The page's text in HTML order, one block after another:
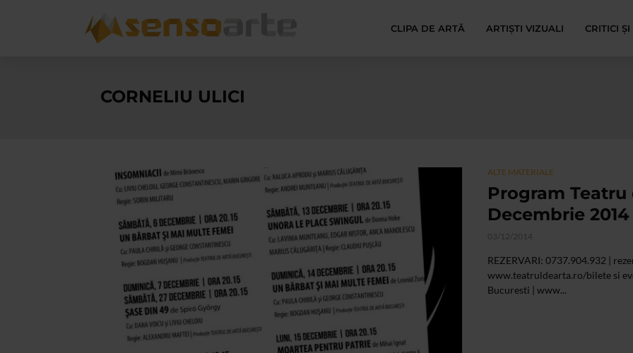
CLIPA DE ARTĂ ARTIȘTI VIZUALI CRITICI
CORNELIU ULICI
ALTE MATERIALE
Program
Decembrie 2014
03/12/2014
REZERVARI: 0737.904.932 |
www.teatruldearta.ro/bilete si
Bucuresti | www...